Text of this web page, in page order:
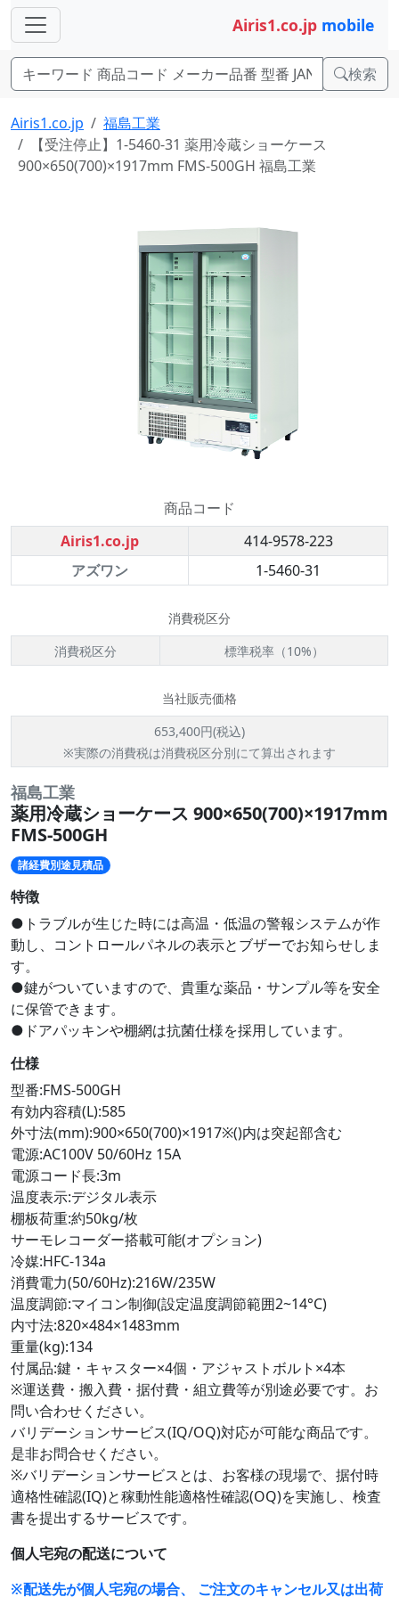
Airis1.co.jp mobile
検索
Airis1.co.jp
福島工業
【受注停止】1-5460-31 薬用冷蔵ショーケース
900×650(700)×1917mm FMS-500GH 福島工業
商品コード
Airis1.co.jp
414-9578-223
アズワン
1-5460-31
消費税区分
消費税区分
標準税率（10%）
当社販売価格
653,400円(税込)
※実際の消費税は消費税区分別にて算出されます
福島工業
薬用冷蔵ショーケース 900×650(700)×1917mm
FMS-500GH
諸経費別途見積品
特徴
●トラブルが生じた時には高温・低温の警報システムが作
動し、コントロールパネルの表示とブザーでお知らせしま
す。
●鍵がついていますので、貴重な薬品・サンプル等を安全
に保管できます。
●ドアパッキンや棚網は抗菌仕様を採用しています。
仕様
型番:FMS-500GH
有効内容積(L):585
外寸法(mm):900×650(700)×1917※()内は突起部含む
電源:AC100V 50/60Hz 15A
電源コード長:3m
温度表示:デジタル表示
棚板荷重:約50kg/枚
サーモレコーダー搭載可能(オプション)
冷媒:HFC-134a
消費電力(50/60Hz):216W/235W
温度調節:マイコン制御(設定温度調節範囲2~14°C)
内寸法:820×484×1483mm
重量(kg):134
付属品:鍵・キャスター×4個・アジャストボルト×4本
※運送費・搬入費・据付費・組立費等が別途必要です。お
問い合わせください。
バリデーションサービス(IQ/OQ)対応が可能な商品です。
是非お問合せください。
※バリデーションサービスとは、お客様の現場で、据付時
適格性確認(IQ)と稼動性能適格性確認(OQ)を実施し、検査
書を提出するサービスです。
個人宅宛の配送について
※配送先が個人宅宛の場合、 ご注文のキャンセル又は出荷